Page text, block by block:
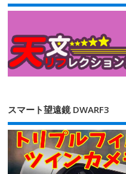
スマート望遠鏡 DWARF3